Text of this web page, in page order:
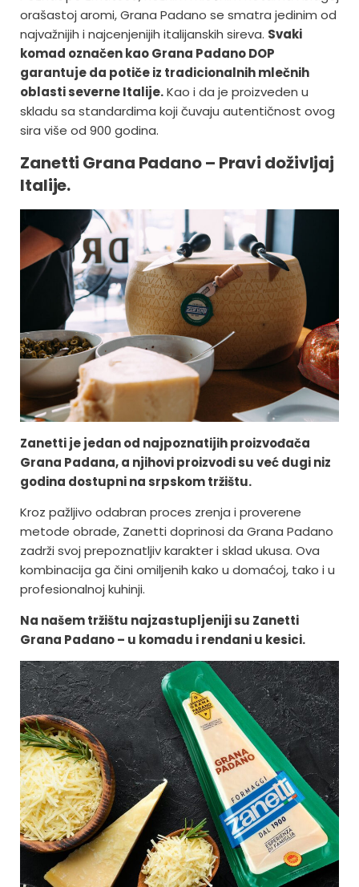
orašastoj aromi, Grana Padano se smatra jedinim od
najvažnijih i najcenjenijih italijanskih sireva. Svaki
komad označen kao Grana Padano DOP
garantuje da potiče iz tradicionalnih mlečnih
oblasti severne Italije.Kao i da je proizveden u
skladu sa standardima koji čuvaju autentičnost ovog
sira više od 900 godina.
Zanetti Grana Padano – Pravi doživljaj
Italije.
Zanetti je jedan od najpoznatijih proizvođača
Grana Padana, a njihovi proizvodi su već dugi niz
godina dostupni na srpskom tržištu.
Kroz pažljivo odabran proces zrenja i proverene
metode obrade, Zanetti doprinosi da Grana Padano
zadrži svoj prepoznatljiv karakter i sklad ukusa. Ova
kombinacija ga čini omiljenih kako u domaćoj, tako i u
profesionalnoj kuhinji.
Na našem tržištu najzastupljeniji su Zanetti
Grana Padano – u komadu i rendani u kesici.